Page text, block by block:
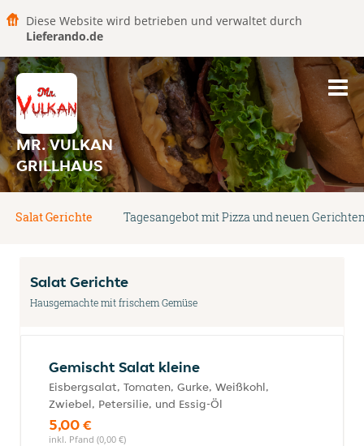
Diese Website wird betrieben und verwaltet durch
Lieferando.de
MR. VULKAN
GRILLHAUS
Salat Gerichte Tagesangebot mit Pizza und neuen
Salat Gerichte
Hausgemachte mit frischem Gemüse
Gemischt Salat kleine
Eisbergsalat, Tomaten, Gurke, Weißkohl,
Zwiebel, Petersilie, und Essig-Öl
5,00 €
inkl. Pfand (0,00 €)